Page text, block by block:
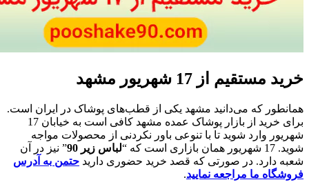
خرید مستقیم از 17 شهریور مشهد
همانطور که می‌دانید مشهد یکی از قطب‌های پوشاک در ایران است.
برای خرید از بازار پوشاک عمده مشهد کافی است به خیابان 17
شهریور وارد شوید تا با تنوعی باور نکردنی از محصولات مواجه
شوید. 17 شهریور همان بازاری است که “
لباس زیر 90
” نیز در آن
شعبه دارد. در صورتی که قصد خرید حضوری دارید حتمن به آدرس
فروشگاه ما مراجعه نمایید.